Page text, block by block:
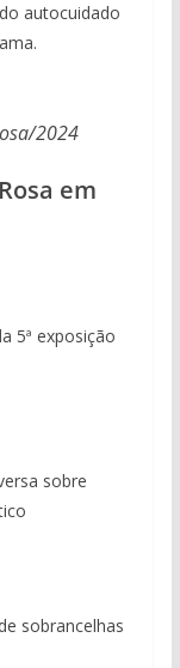
autocuidado
2024
em
5ª exposição
sobre
sobrancelhas